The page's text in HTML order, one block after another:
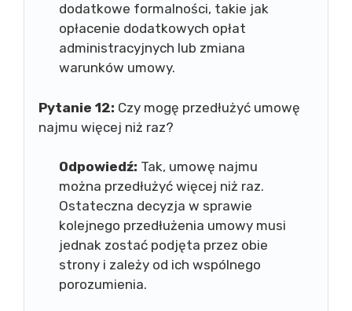
dodatkowe formalności, takie jak
opłacenie dodatkowych opłat
administracyjnych lub zmiana
warunków umowy.
Pytanie 12: Czy mogę przedłużyć umowę
najmu więcej niż raz?
Odpowiedź: Tak, umowę najmu
można przedłużyć więcej niż raz.
Ostateczna decyzja w sprawie
kolejnego przedłużenia umowy musi
jednak zostać podjęta przez obie
strony i zależy od ich wspólnego
porozumienia.